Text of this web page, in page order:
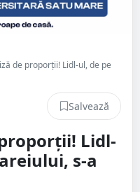
de proporții! Lidl-ul, de pe
Salvează
Lidl-
s-a